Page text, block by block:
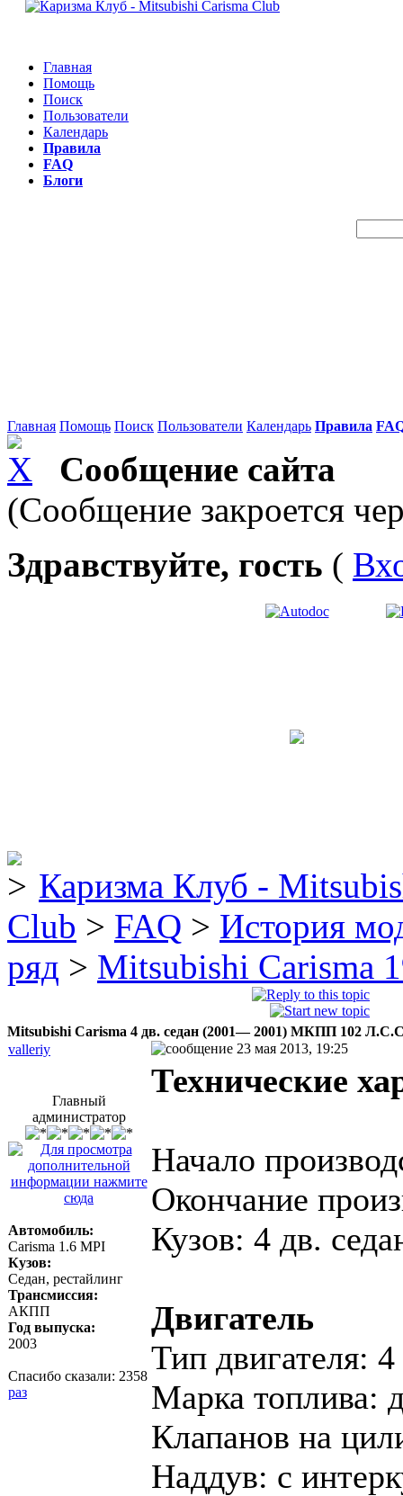
Главная
Помощь
Поиск
Пользователи
Календарь
Правила
FAQ
Блоги
Главная Помощь Поиск Пользователи Календарь Правила
Сообщение сайта
(Сообщение закроется
Здравствуйте, гость (
Каризма Клуб -
Club > FAQ > История
ряд > Mitsubishi Carisma
Mitsubishi Carisma 4 дв. седан (2001— 2001) MКПП 102
valleriy
23 мая 2013, 19:25
Главный
администратор
Автомобиль:
Carisma 1.6 MPI
Кузов:
Седан, рестайлинг
Трансмиссия:
АКПП
Год выпуска:
2003
Спасибо сказали: 2358
раз
Технические
Начало
Окончание
Кузов: 4 дв.
Двигатель
Тип двигателя: 4
Марка топлива:
Клапанов на
Наддув: c